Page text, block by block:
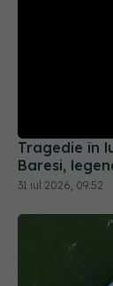
Tragedie în
Baresi,
31 iul 2026, 09:52